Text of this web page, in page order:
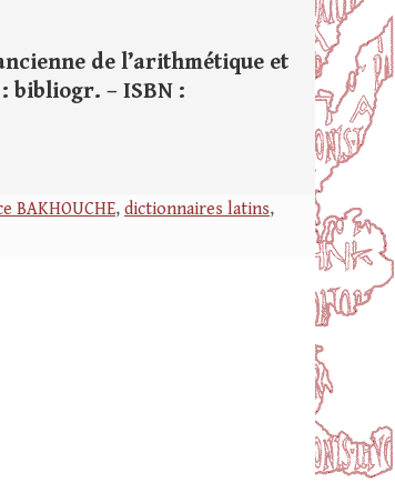
de l’arithmétique et
bibliogr. – ISBN :
BAKHOUCHE, dictionnaires latins,